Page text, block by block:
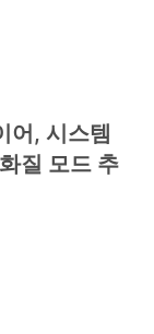
어, 시스템
질 모드 추